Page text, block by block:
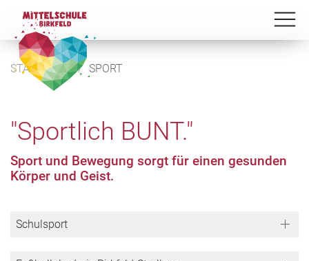
STARTSEITE SPORT
"Sportlich BUNT."
Sport und Bewegung sorgt für einen gesunden
Körper und Geist.
Schulsport